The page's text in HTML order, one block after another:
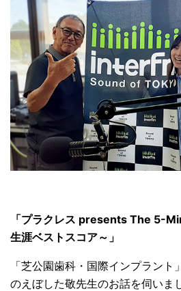
「プラクレス presents The 5-
生涯ベストスコア～」
「芝公園歯科・国際インプラン
のえぼした敬先生のお話を伺いま